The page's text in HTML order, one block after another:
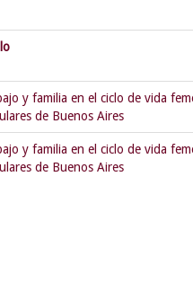
y familia en el ciclo de vida
de Buenos Aires
y familia en el ciclo de vida
de Buenos Aires